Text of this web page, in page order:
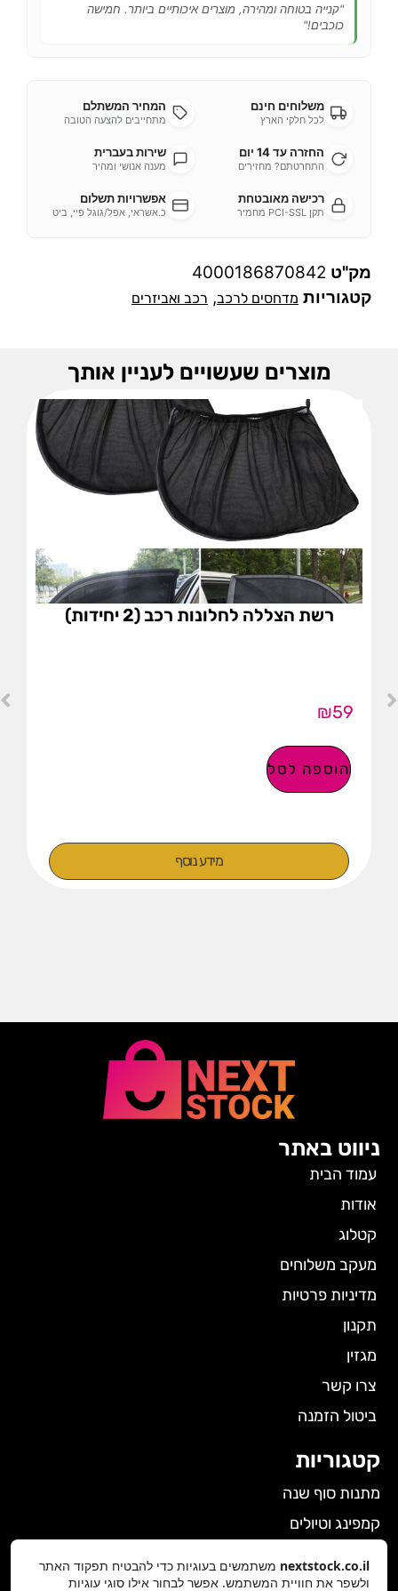
"קנייה בטוחה ומהירה, מוצרים איכותיים ביותר. חמישה
כוכבים!"
משלוחים חינם
לכל חלקי הארץ
המחיר המשתלם
מתחייבים להצעה הטובה
החזרה עד 14 יום
התחרטתם? מחזירים
שירות בעברית
מענה אנושי ומהיר
רכישה מאובטחת
תקן PCI-SSL מחמיר
אפשרויות תשלום
כ.אשראי, אפל/גוגל פיי, ביט
מק"ט 4000186870842
קטגוריות מדחסים לרכב, רכב ואביזרים
מוצרים שעשויים לעניין אותך
רשת הצללה לחלונות רכב (2 יחידות)
₪59
הוספה לסל
מידע נוסף
ניווט באתר
עמוד הבית
אודות
קטלוג
מעקב משלוחים
מדיניות פרטיות
תקנון
מגזין
צרו קשר
ביטול הזמנה
קטגוריות
מתנות סוף שנה
קמפינג וטיולים
גאדג'טים
nextstock.co.il משתמשים בעוגיות כדי להבטיח תפקוד האתר
ולשפר את חוויית המשתמש. אפשר לבחור אילו סוגי עוגיות